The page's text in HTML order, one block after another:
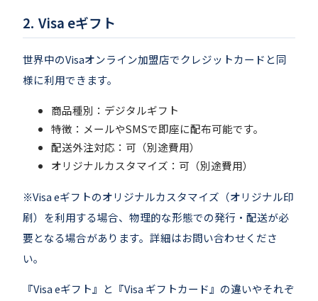
Visa eギフト
世界中のVisaオンライン加盟店でクレジットカードと同
様に利用できます。
商品種別：デジタルギフト
特徴：メールやSMSで即座に配布可能です。
配送外注対応：可（別途費用）
オリジナルカスタマイズ：可（別途費用）
※Visa eギフトのオリジナルカスタマイズ（オリジナル印
刷）を利用する場合、物理的な形態での発行・配送が必
要となる場合があります。詳細はお問い合わせくださ
い。
『Visa eギフト』と『Visa ギフトカード』の違いやそれぞ